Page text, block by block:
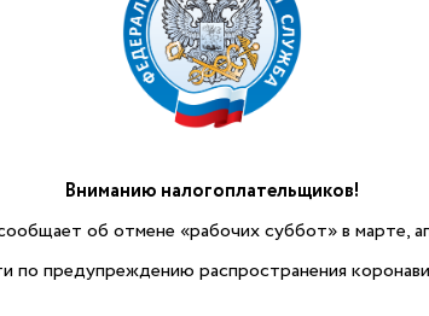
Вниманию налогоплательщиков!
об отмене «рабочих суббот» в марте,
предупреждению распространения